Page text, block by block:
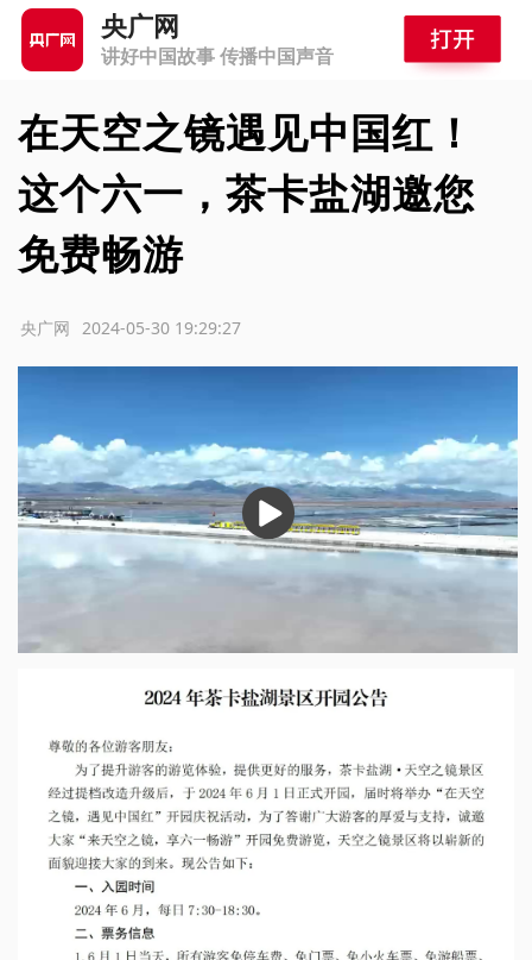
央广网
讲好中国故事 传播中国声音
在天空之镜遇见中国红！
这个六一，茶卡盐湖邀您
免费畅游
2024-05-30 19:29:27
央广网
播
放